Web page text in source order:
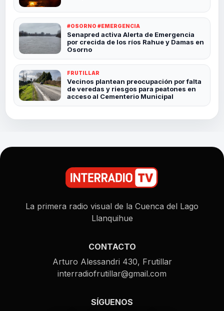
#OSORNO #EMERGENCIA
Senapred activa Alerta de Emergencia
por crecida de los ríos Rahue y Damas en
Osorno
FRUTILLAR
Vecinos plantean preocupación por falta
de veredas y riesgos para peatones en
acceso al Cementerio Municipal
La primera radio visual de la Cuenca del Lago
Llanquihue
CONTACTO
Arturo Alessandri 430, Frutillar
interradiofrutillar@gmail.com
SÍGUENOS